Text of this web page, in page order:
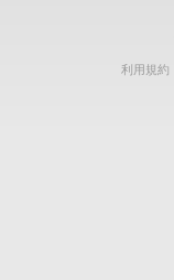
利用規約